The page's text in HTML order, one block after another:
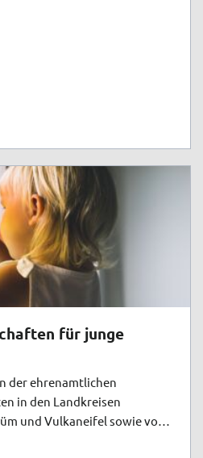
für junge
der ehrenamtlichen
in den Landkreisen
und Vulkaneifel sowie von